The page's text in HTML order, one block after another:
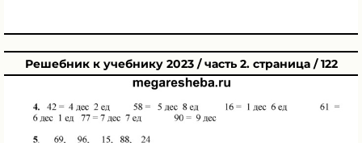
Решебник к учебнику 2023 / часть 2. страница / 122